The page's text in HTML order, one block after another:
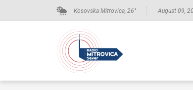
Kosovska Mitrovica, 26° August 09,